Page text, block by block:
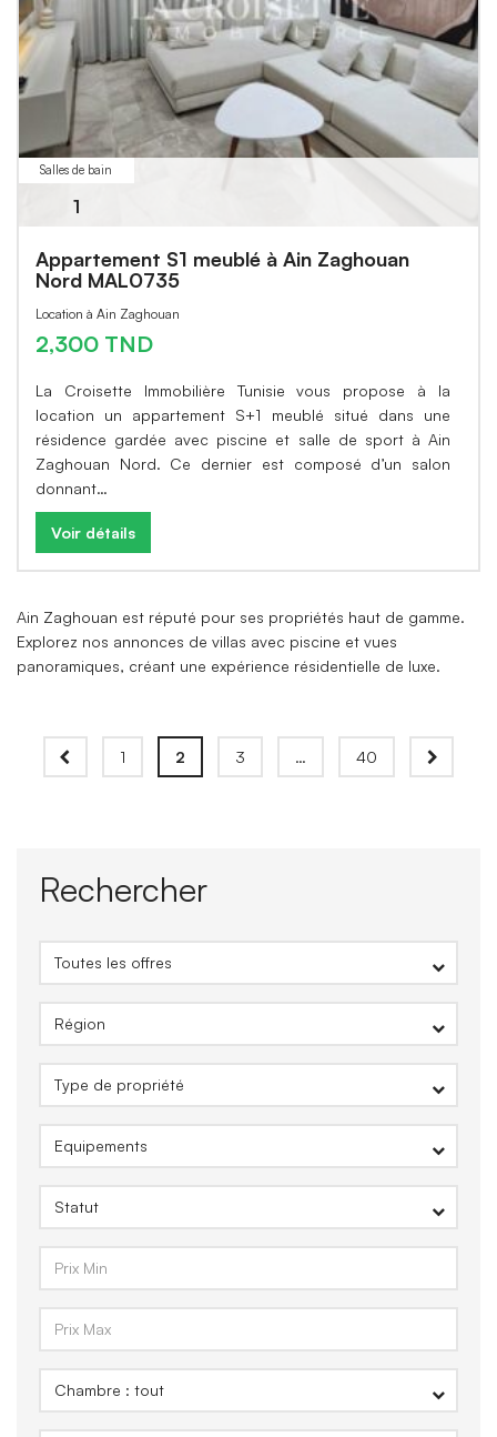
Salles de bain
1
Appartement S1 meublé à Ain Zaghouan
Nord MAL0735
Location à Ain Zaghouan
2,300 TND
La Croisette Immobilière Tunisie vous propose à la
location un appartement S+1 meublé situé dans une
résidence gardée avec piscine et salle de sport à Ain
Zaghouan Nord. Ce dernier est composé d’un salon
donnant…
Voir détails
Ain Zaghouan est réputé pour ses propriétés haut de gamme.
Explorez nos annonces de villas avec piscine et vues
panoramiques, créant une expérience résidentielle de luxe.
1 2 3 … 40
Rechercher